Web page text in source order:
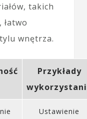
takich
łatwo
wnętrza.
Przykłady
Ustawienie